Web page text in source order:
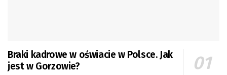
Braki kadrowe w oświacie w Polsce. Jak
jest w Gorzowie?